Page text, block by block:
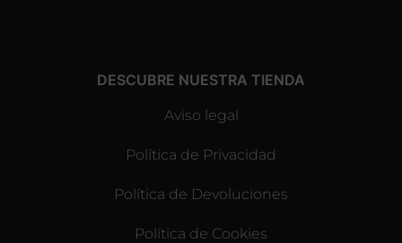
DESCUBRE NUESTRA TIENDA
Aviso legal
Política de Privacidad
Política de Devoluciones
Política de Cookies